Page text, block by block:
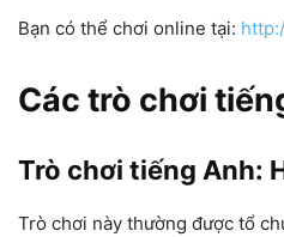
Bạn có thể chơi online tại:
Các trò chơi
Trò chơi tiếng Anh:
Trò chơi này thường được tổ